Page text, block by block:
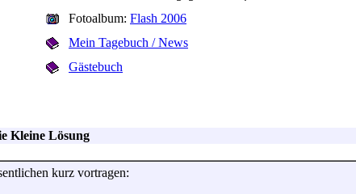
Fotoalbum: Flash 2006
Mein Tagebuch / News
Gästebuch
Kleine Lösung
kurz vortragen: